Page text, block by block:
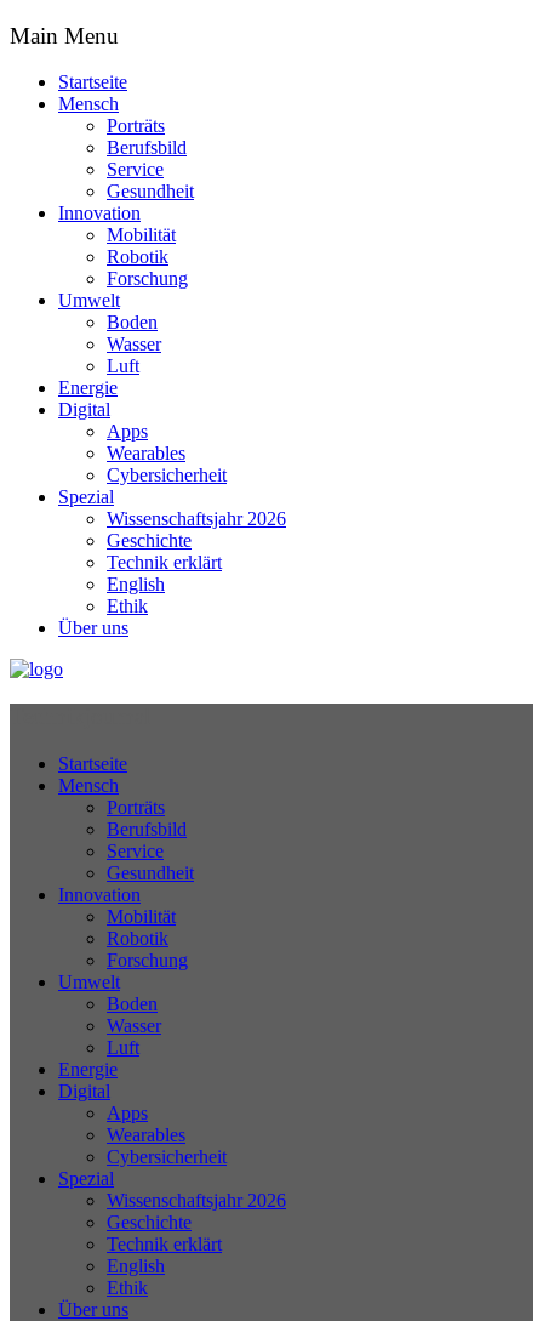
Main Menu
Startseite
Mensch
Porträts
Berufsbild
Service
Gesundheit
Innovation
Mobilität
Robotik
Forschung
Umwelt
Boden
Wasser
Luft
Energie
Digital
Apps
Wearables
Cybersicherheit
Spezial
Wissenschaftsjahr 2026
Geschichte
Technik erklärt
English
Ethik
Über uns
Startseite
Mensch
Porträts
Berufsbild
Service
Gesundheit
Innovation
Mobilität
Robotik
Forschung
Umwelt
Boden
Wasser
Luft
Energie
Digital
Apps
Wearables
Cybersicherheit
Spezial
Wissenschaftsjahr 2026
Geschichte
Technik erklärt
English
Ethik
Über uns